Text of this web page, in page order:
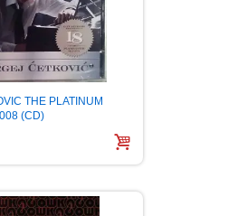
THE PLATINUM
(CD)